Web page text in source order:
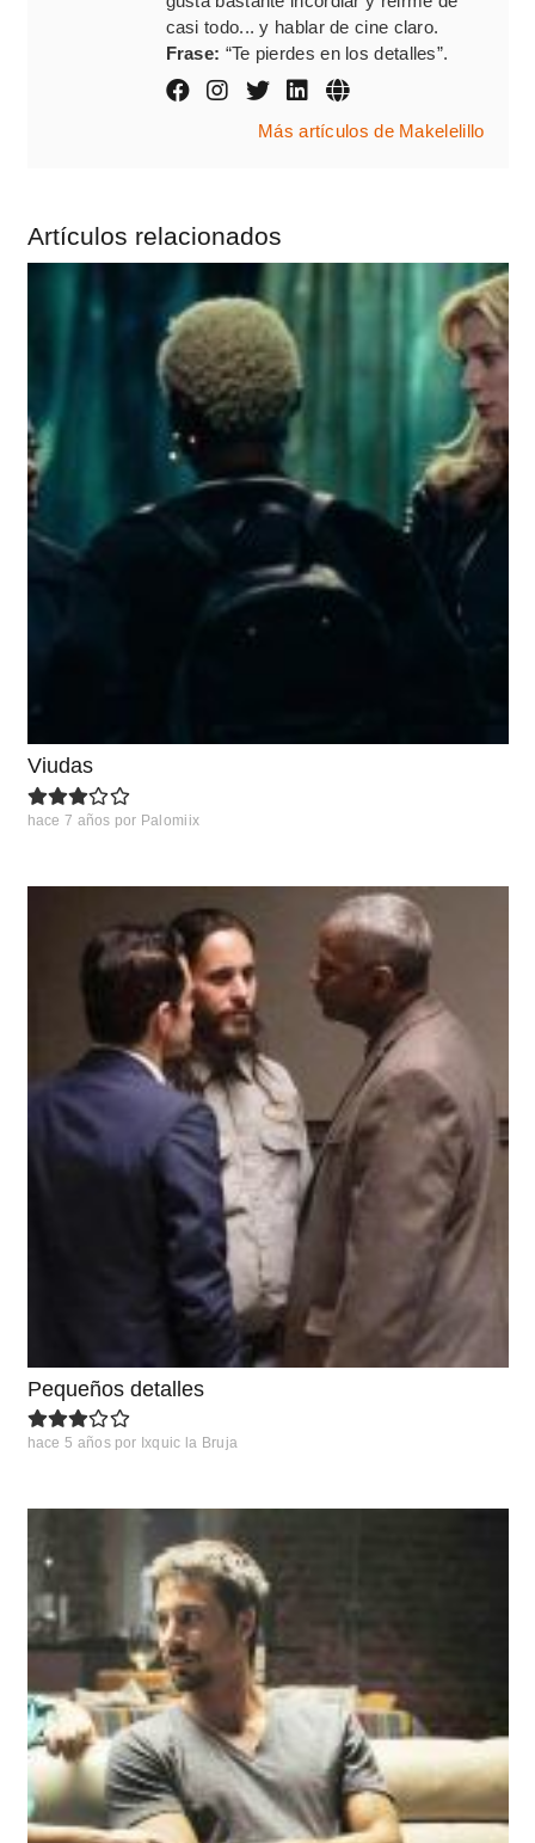
casi todo... y hablar de cine claro.
Frase: “Te pierdes en los detalles”.
Más artículos de Makelelillo
Artículos relacionados
Viudas
hace 7 años por Palomiix
Pequeños detalles
hace 5 años por Ixquic la Bruja